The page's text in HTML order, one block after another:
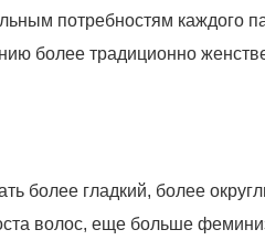
потребностям каждого
более традиционно
более гладкий, более
волос, еще больше